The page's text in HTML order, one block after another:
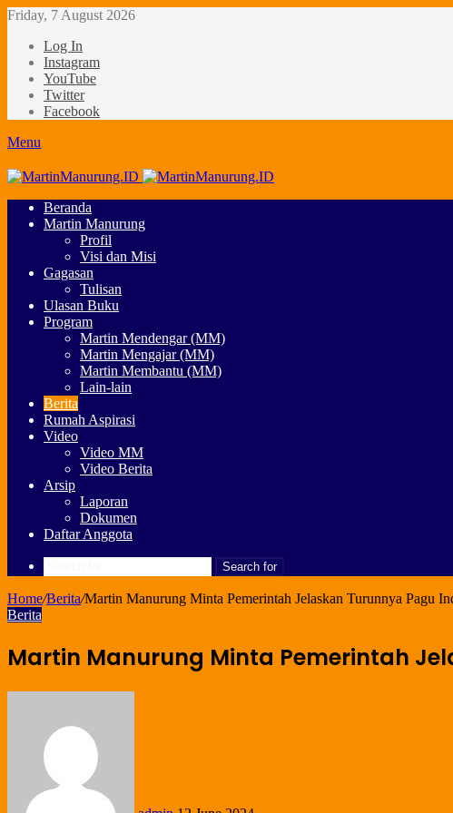
Friday, 7 August 2026
Log In
Instagram
YouTube
Twitter
Facebook
Menu
Beranda
Martin Manurung
Profil
Visi dan Misi
Gagasan
Tulisan
Ulasan Buku
Program
Martin Mendengar (MM)
Martin Mengajar (MM)
Martin Membantu (MM)
Lain-lain
Berita
Rumah Aspirasi
Video
Video MM
Video Berita
Arsip
Laporan
Dokumen
Daftar Anggota
Search for
Home/Berita/Martin Manurung Minta Pemerintah Jelaskan Turunnya Pagu
Berita
Martin Manurung Minta Pemerintah